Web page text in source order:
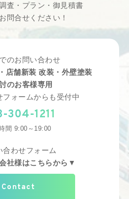
査・プラン・御見積書
問合せください！
のお問い合わせ
店舗新装 改装・外壁塗装
のお客様専用
フォームからも受付中
304-1211
間 9:00～19:00
合わせフォーム
社様はこちらから▼
Contact